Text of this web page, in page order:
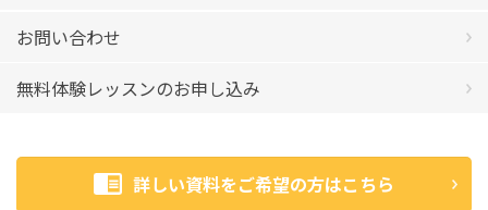
お問い合わせ
無料体験レッスンのお申し込み
詳しい資料をご希望の方はこちら